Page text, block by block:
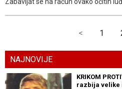
Zabavljat se na račun ovako očitih
< 1
NAJNOVIJE
KRIKOM
razbija velike